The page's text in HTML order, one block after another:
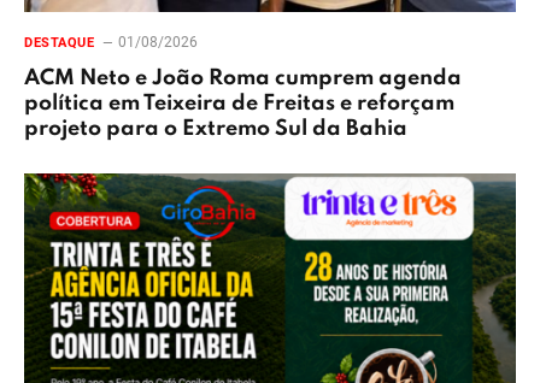
DESTAQUE 01/08/2026
ACM Neto e João Roma cumprem agenda
política em Teixeira de Freitas e reforçam
projeto para o Extremo Sul da Bahia